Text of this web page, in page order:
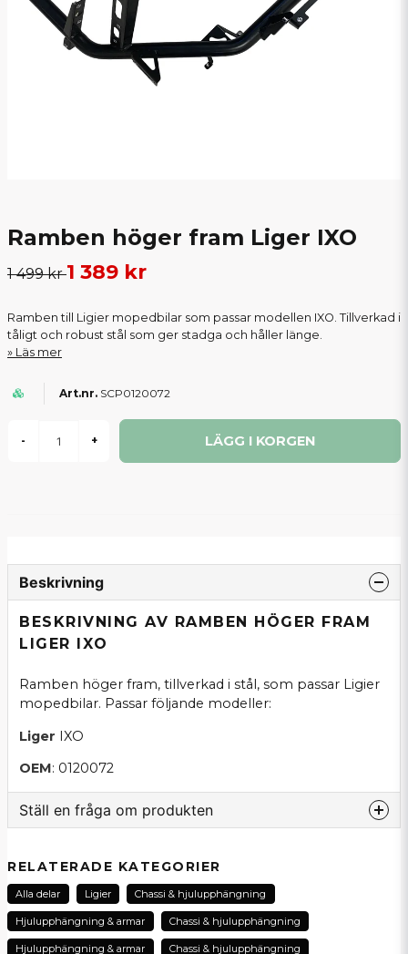
Ramben höger fram Liger IXO
1 499 kr1 389 kr
Ramben till Ligier mopedbilar som passar modellen IXO. Tillverkad i
tåligt och robust stål som ger stadga och håller länge.
Läs mer
SCP0120072
- + LÄGG I KORGEN
Beskrivning
BESKRIVNING AV RAMBEN HÖGER FRAM
LIGER IXO
Ramben höger fram, tillverkad i stål, som passar Ligier
mopedbilar. Passar följande modeller:
Liger IXO
OEM: 0120072
Ställ en fråga om produkten
Fråga oss om denna produkt...
name
RELATERADE KATEGORIER
Alla delar Ligier Chassi & hjulupphängning
Hjulupphängning & armar Chassi & hjulupphängning
Hjulupphängning & armar Chassi & hjulupphängning